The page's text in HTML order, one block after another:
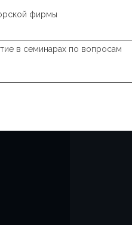
фирмы
в семинарах по вопросам